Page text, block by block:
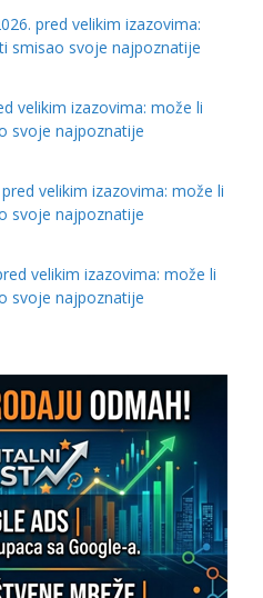
pred velikim izazovima:
smisao svoje najpoznatije
velikim izazovima: može li
svoje najpoznatije
velikim izazovima: može li
svoje najpoznatije
velikim izazovima: može li
svoje najpoznatije